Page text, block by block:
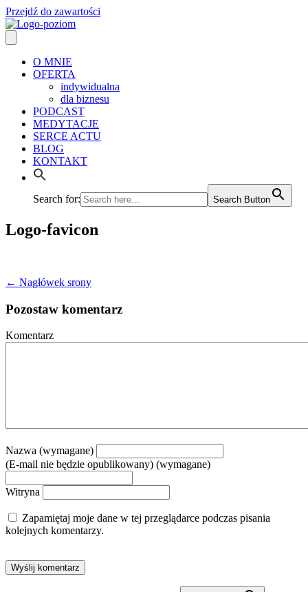
Przejdź do zawartości
O MNIE
OFERTA
indywidualna
dla biznesu
PODCAST
MEDYTACJE
SERCE ACTU
BLOG
KONTAKT
Search for: Search Button
Logo-favicon
← Nagłówek srony
Pozostaw komentarz
Komentarz
Nazwa (wymagane)
(E-mail nie będzie opublikowany) (wymagane)
Witryna
Zapamiętaj moje dane w tej przeglądarce podczas pisania
kolejnych komentarzy.